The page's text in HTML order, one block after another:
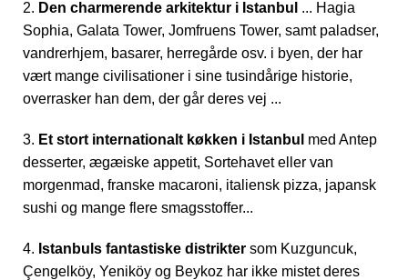
2. Den charmerende arkitektur i Istanbul ... Hagia
Sophia, Galata Tower, Jomfruens Tower, samt paladser,
vandrerhjem, basarer, herregårde osv. i byen, der har
vært mange civilisationer i sine tusindårige historie,
overrasker han dem, der går deres vej ...
3. Et stort internationalt køkken i Istanbul med Antep
desserter, ægæiske appetit, Sortehavet eller van
morgenmad, franske macaroni, italiensk pizza, japansk
sushi og mange flere smagsstoffer...
4. Istanbuls fantastiske distrikter som Kuzguncuk,
Çengelköy, Yeniköy og Beykoz har ikke mistet deres